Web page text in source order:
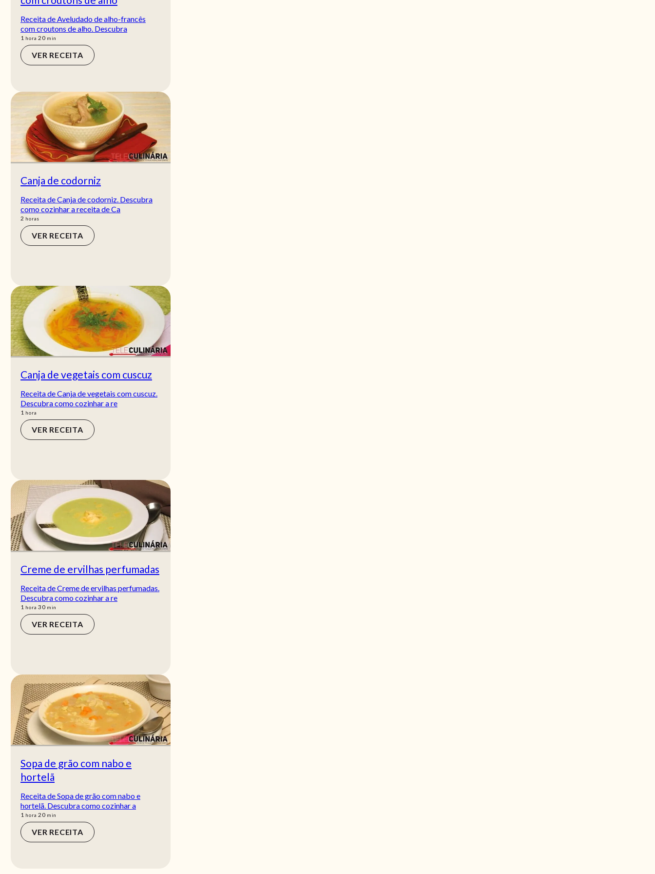
Receita de Aveludado de alho-francês
com croutons de alho. Descubra
1 hora
hora 20min
min
VER RECEITA
Canja de codorniz
Receita de Canja de codorniz. Descubra
como cozinhar a receita de Ca
2 horas
horas
VER RECEITA
Canja de vegetais com cuscuz
Receita de Canja de vegetais com cuscuz.
Descubra como cozinhar a re
1 hora
hora
VER RECEITA
Creme de ervilhas perfumadas
Receita de Creme de ervilhas perfumadas.
Descubra como cozinhar a re
1 hora
hora 30min
min
VER RECEITA
Sopa de grão com nabo e
hortelã
Receita de Sopa de grão com nabo e
hortelã. Descubra como cozinhar a
1 hora
hora 20min
min
VER RECEITA